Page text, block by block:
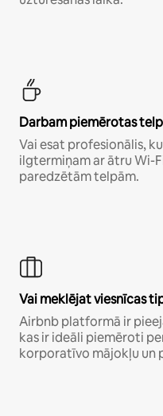
Darbam piemērotas
Vai esat profesionālis,
ilgtermiņam ar ātru Wi-
paredzētām telpām.
Vai meklējat viesnīcas
Airbnb platformā ir
kas ir ideāli piemēroti
korporatīvo mājokļu un